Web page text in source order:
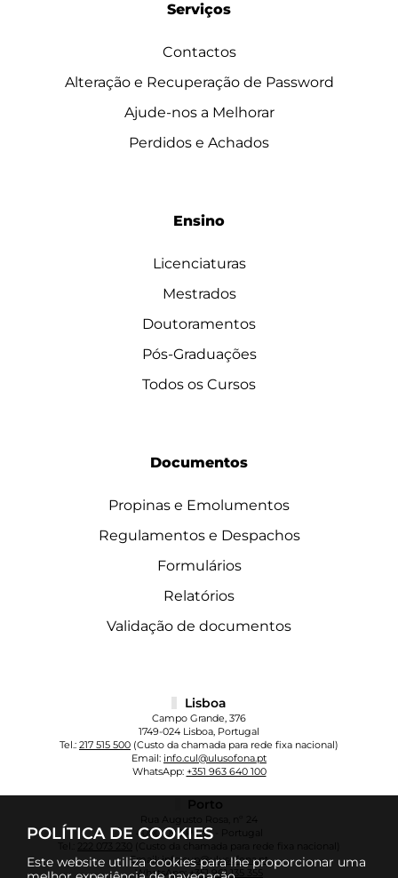
POLÍTICA DE COOKIES
Este website utiliza cookies para lhe proporcionar uma
Serviços
Contactos
Alteração e Recuperação de Password
Ajude-nos a Melhorar
Perdidos e Achados
Ensino
Licenciaturas
Mestrados
Doutoramentos
Pós-Graduações
Todos os Cursos
Documentos
Propinas e Emolumentos
Regulamentos e Despachos
Formulários
Relatórios
Validação de documentos
Lisboa
Campo Grande, 376
1749-024 Lisboa, Portugal
Tel.: 217 515 500 (Custo da chamada para rede fixa nacional)
Email: info.cul@ulusofona.pt
WhatsApp: +351 963 640 100
Porto
Rua Augusto Rosa, nº 24
4000-098 Porto - Portugal
222 073 230
(Custo da chamada para rede fixa nacional)
Email:info.cup@ulusofona.pt
WhatsApp:+351 961 135 355